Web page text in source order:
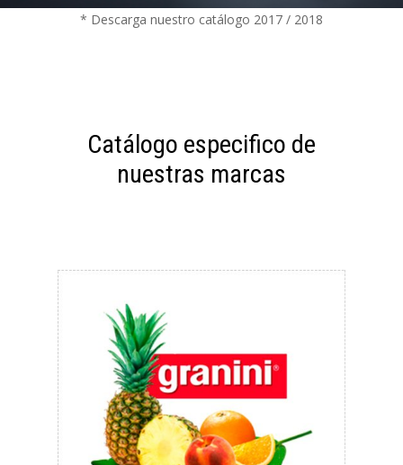
* Descarga nuestro catálogo 2017 / 2018
Catálogo especifico de
nuestras marcas